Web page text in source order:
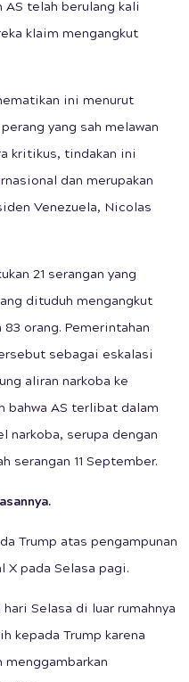
AS telah berulang kali
klaim mengangkut
ini menurut
yang sah melawan
kritikus, tindakan ini
dan merupakan
Venezuela, Nicolas
21 serangan yang
dituduh mengangkut
orang. Pemerintahan
sebagai eskalasi
aliran narkoba ke
bahwa AS terlibat dalam
narkoba, serupa dengan
serangan 11 September.
Trump atas pengampunan
pada Selasa pagi.
Selasa di luar rumahnya
kepada Trump karena
menggambarkan